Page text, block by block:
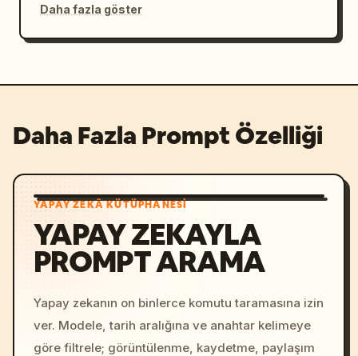
Daha fazla göster
Daha Fazla Prompt Özelliği
YAPAY ZEKÂ KÜTÜPHANESI
YAPAY ZEKAYLA
PROMPT ARAMA
Yapay zekanın on binlerce komutu taramasına izin
ver. Modele, tarih aralığına ve anahtar kelimeye
göre filtrele; görüntülenme, kaydetme, paylaşım